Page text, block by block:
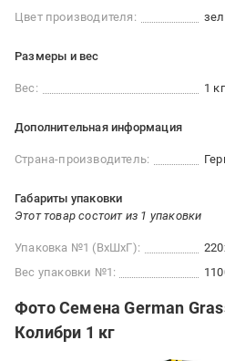
Цвет производителя:
Размеры и вес
Вес: 1 кг
Дополнительная информация
Страна-производитель:
Габариты упаковки
Этот товар состоит из 1 упаковки
Упаковка №1 (ВхШхГ):
Вес упаковки №1:
Фото Семена German
Колибри 1 кг